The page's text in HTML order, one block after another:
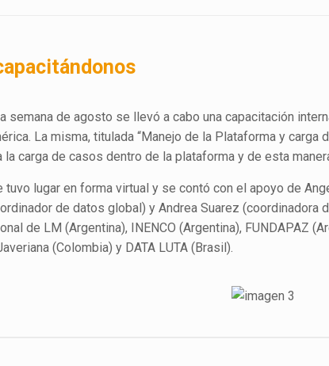
semana de agosto se llevó a cabo una capacitación
La misma, titulada “Manejo de la Plataforma y
carga de casos dentro de la plataforma y de esta
tuvo lugar en forma virtual y se contó con el apoyo de
de datos global) y Andrea Suarez (coordinadora
de LM (Argentina), INENCO (Argentina), FUNDAPAZ
(Colombia) y DATA LUTA (Brasil).